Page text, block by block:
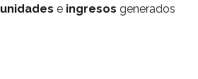
unidades e ingresos generados